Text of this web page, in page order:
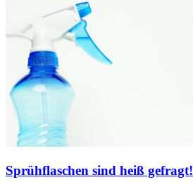
Sprühflaschen sind heiß gefragt!